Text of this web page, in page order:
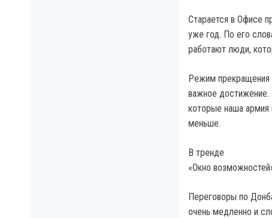
Старается в Офисе
уже год. По его
работают люди,
Режим прекращения
важное достижение.
которые наша армия
меньше.
В тренде
«Окно
Переговоры по
очень медленно и